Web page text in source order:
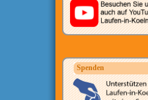
Spenden